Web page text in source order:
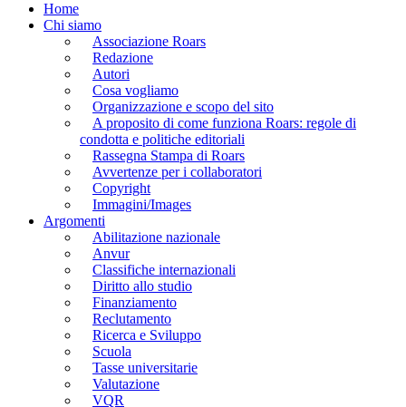
Home
Chi siamo
Associazione Roars
Redazione
Autori
Cosa vogliamo
Organizzazione e scopo del sito
A proposito di come funziona Roars: regole di
condotta e politiche editoriali
Rassegna Stampa di Roars
Avvertenze per i collaboratori
Copyright
Immagini/Images
Argomenti
Abilitazione nazionale
Anvur
Classifiche internazionali
Diritto allo studio
Finanziamento
Reclutamento
Ricerca e Sviluppo
Scuola
Tasse universitarie
Valutazione
VQR